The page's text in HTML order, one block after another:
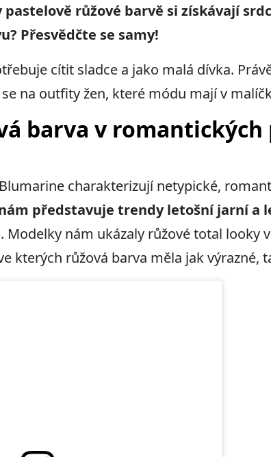
růžové barvě si získávají
Přesvědčte se samy!
cítit sladce a jako malá dívka.
na outfity žen, které módu mají v
barva v
charakterizují netypické,
představuje trendy letošní jarní a
. Modelky nám ukázaly růžové total looky
kterých růžová barva měla jak výrazné,